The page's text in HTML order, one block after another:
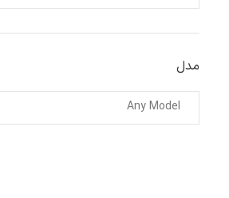
مدل
Any Model